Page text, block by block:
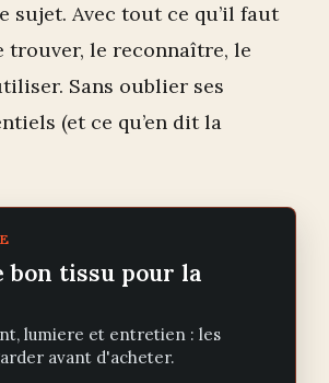
sujet. Avec tout ce qu’il faut
trouver, le reconnaître, le
Sans oublier ses
(et ce qu’en dit la
bon tissu pour la
lumiere et entretien : les
avant d'acheter.